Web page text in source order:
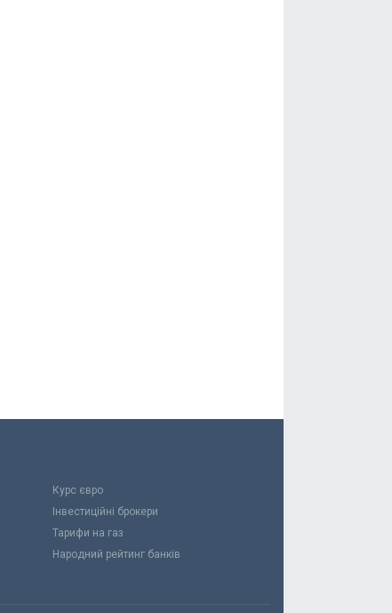
Курс євро
Інвестиційні брокери
Тарифи на газ
Народний рейтинг банків